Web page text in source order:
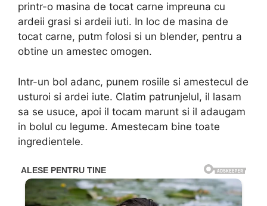
printr-o masina de tocat carne impreuna cu
ardeii grasi si ardeii iuti. In loc de masina de
tocat carne, putm folosi si un blender, pentru a
obtine un amestec omogen.
Intr-un bol adanc, punem rosiile si amestecul de
usturoi si ardei iute. Clatim patrunjelul, il lasam
sa se usuce, apoi il tocam marunt si il adaugam
in bolul cu legume. Amestecam bine toate
ingredientele.